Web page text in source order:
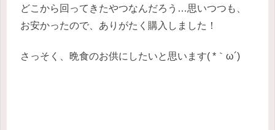
どこから回ってきたやつなんだろう…思いつつも、
お安かったので、ありがたく購入しました！
さっそく、晩食のお供にしたいと思います( *｀ω´)